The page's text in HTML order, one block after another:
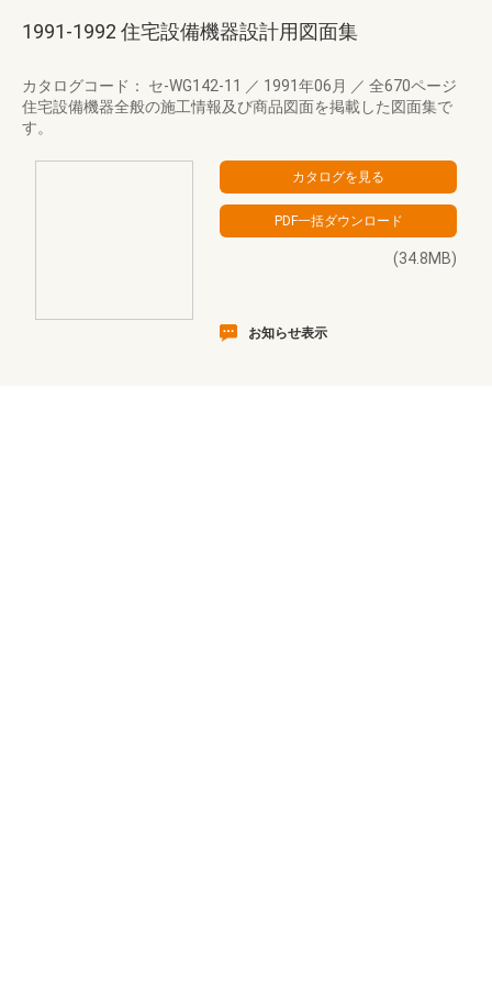
1991-1992 住宅設備機器設計用図面集
カタログコード： セ-WG142-11 ／ 1991年06月 ／ 全670ページ
住宅設備機器全般の施工情報及び商品図面を掲載した図面集で
す。
(34.8MB)
お知らせ表示